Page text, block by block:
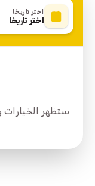
اختر تاريخًا
اختر تاريخًا
ستظهر الخيارات